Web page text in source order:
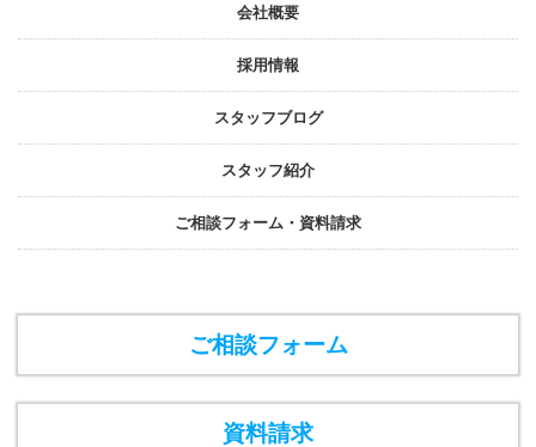
会社概要
採⽤情報
スタッフブログ
スタッフ紹介
ご相談フォーム・資料請求
ご相談フォーム
資料請求